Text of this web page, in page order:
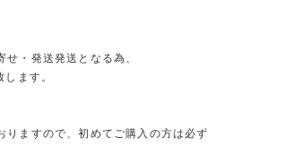
・発送発送となる為、
ます。
りますので、初めてご購入の方は必ず